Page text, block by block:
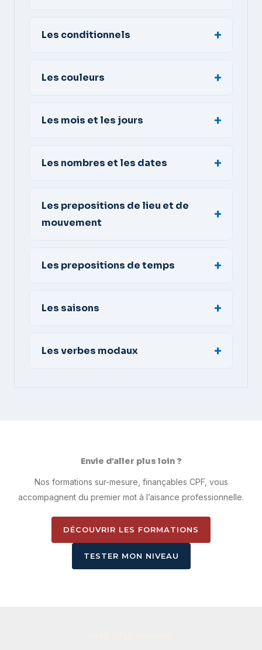
Les conditionnels
Les couleurs
Les mois et les jours
Les nombres et les dates
Les prepositions de lieu et de
mouvement
Les prepositions de temps
Les saisons
Les verbes modaux
Envie d’aller plus loin ?
Nos formations sur-mesure, finançables CPF, vous
accompagnent du premier mot à l’aisance professionnelle.
DÉCOUVRIR LES FORMATIONS
TESTER MON NIVEAU